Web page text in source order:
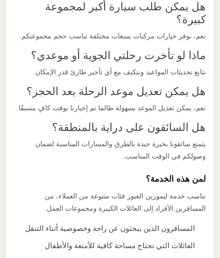
هل يمكن طلب سيارة أكبر لمجموعة
كبيرة؟
نعم، نوفر خيارات مركبات بسعات مختلفة تناسب حجم مجموعتكم.
ماذا لو تأخرت رحلتي الجوية أو موعدي؟
نتابع تحديثات المواعيد ونتكيف مع أي تأخير طارئ قدر الإمكان.
هل يمكن تعديل موعد الرحلة بعد الحجز؟
نعم، يمكن تعديل الموعد بسهولة طالما تم إخبارنا بوقت كافٍ مسبقًا.
هل السائقون على دراية بالمنطقة؟
يتمتع سائقونا بخبرة جيدة بالطرق والمسارات المناسبة لضمان
وصولكم في الوقت المناسب.
لمن هذه الخدمة؟
تناسب خدمة ليموزين العبور فئات متنوعة من العملاء، من
المسافرين الأفراد إلى العائلات الكبيرة ومجموعات العمل.
المسافرون الذين يبحثون عن راحة وخصوصية أثناء التنقل
العائلات التي تحتاج مساحة كافية للأمتعة والأطفال